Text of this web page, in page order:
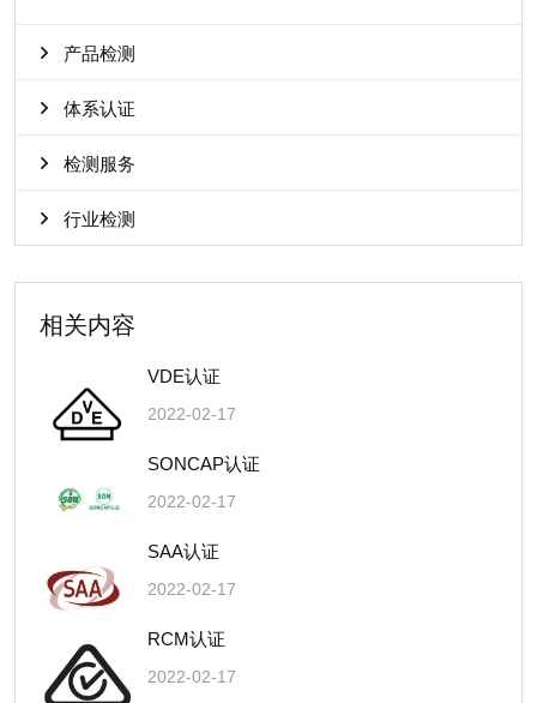
产品检测
体系认证
检测服务
行业检测
相关内容
VDE认证
2022-02-17
SONCAP认证
2022-02-17
SAA认证
2022-02-17
RCM认证
2022-02-17